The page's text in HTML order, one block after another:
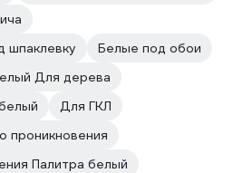
шпаклевку
Белые под обои
Для дерева
Для ГКЛ
проникновения
Палитра белый